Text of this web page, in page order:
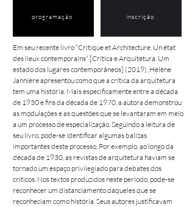
programação inscrição
Em seu recente livro “Critique et Architecture. Un état
des lieux contemporains” [Crítica e Arquitetura. Um
estado dos lugares contemporâneos] (2019), Hélène
Jannière apresentou como que a crítica da arquitetura
tem uma história. Mais especificamente entre a década
de 1930 e fins da década de 1970, a autora demonstrou
as modulações e as questões que se levantaram em meio
a um processo de especialização. Seguindo a leitura de
seu livro, pode-se identificar algumas balizas
importantes deste processo. Por exemplo, ao longo da
década de 1930, as revistas de arquitetura haviam se
tornado um espaço privilegiado para debates dos
críticos. Nos textos produzidos neste período, pode-se
reconhecer um distanciamento daqueles que se
reconheciam como história. Seus autores justificavam